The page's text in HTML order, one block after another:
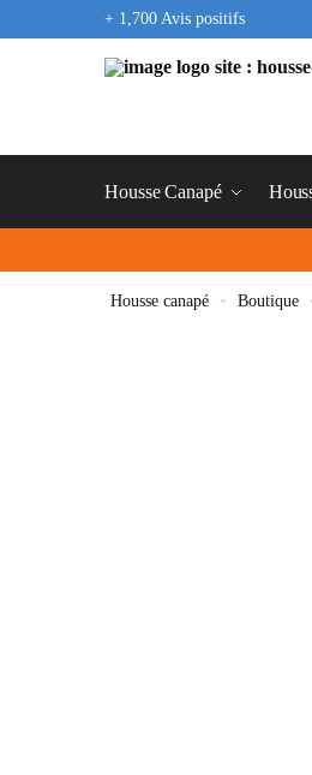
+ 1,700 Avis positifs
Housse Canapé
Housse canapé » Boutique